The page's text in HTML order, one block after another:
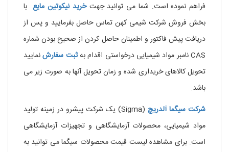
فراهم نموده است. شما می توانید جهتخرید نیکوتین مایع با
بخش فروش شرکت شیمی کهن تماس حاصل بفرمایید و پس از
دریافت پیش فاکتور و اطمینان حاصل کردن از صحیح بودن شماره
CAS نامبر مواد شیمیایی درخواستی اقدام به
ثبت سفارشنمایید
تحویل کالاهای خریداری شده و زمان تحویل آنها به صورت زیر می
باشد.
شرکت سیگما آلدریچ
(Sigma) یک شرکت پیشرو در زمینه تولید
مواد شیمیایی، محصولات آزمایشگاهی و تجهیزات آزمایشگاهی
است. برای مشاهده لیست قیمت محصولات سیگما می توانید به